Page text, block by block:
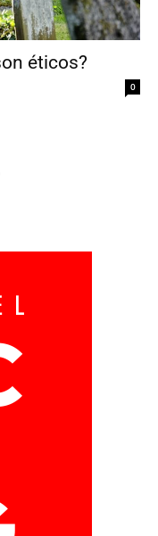
éticos?
0